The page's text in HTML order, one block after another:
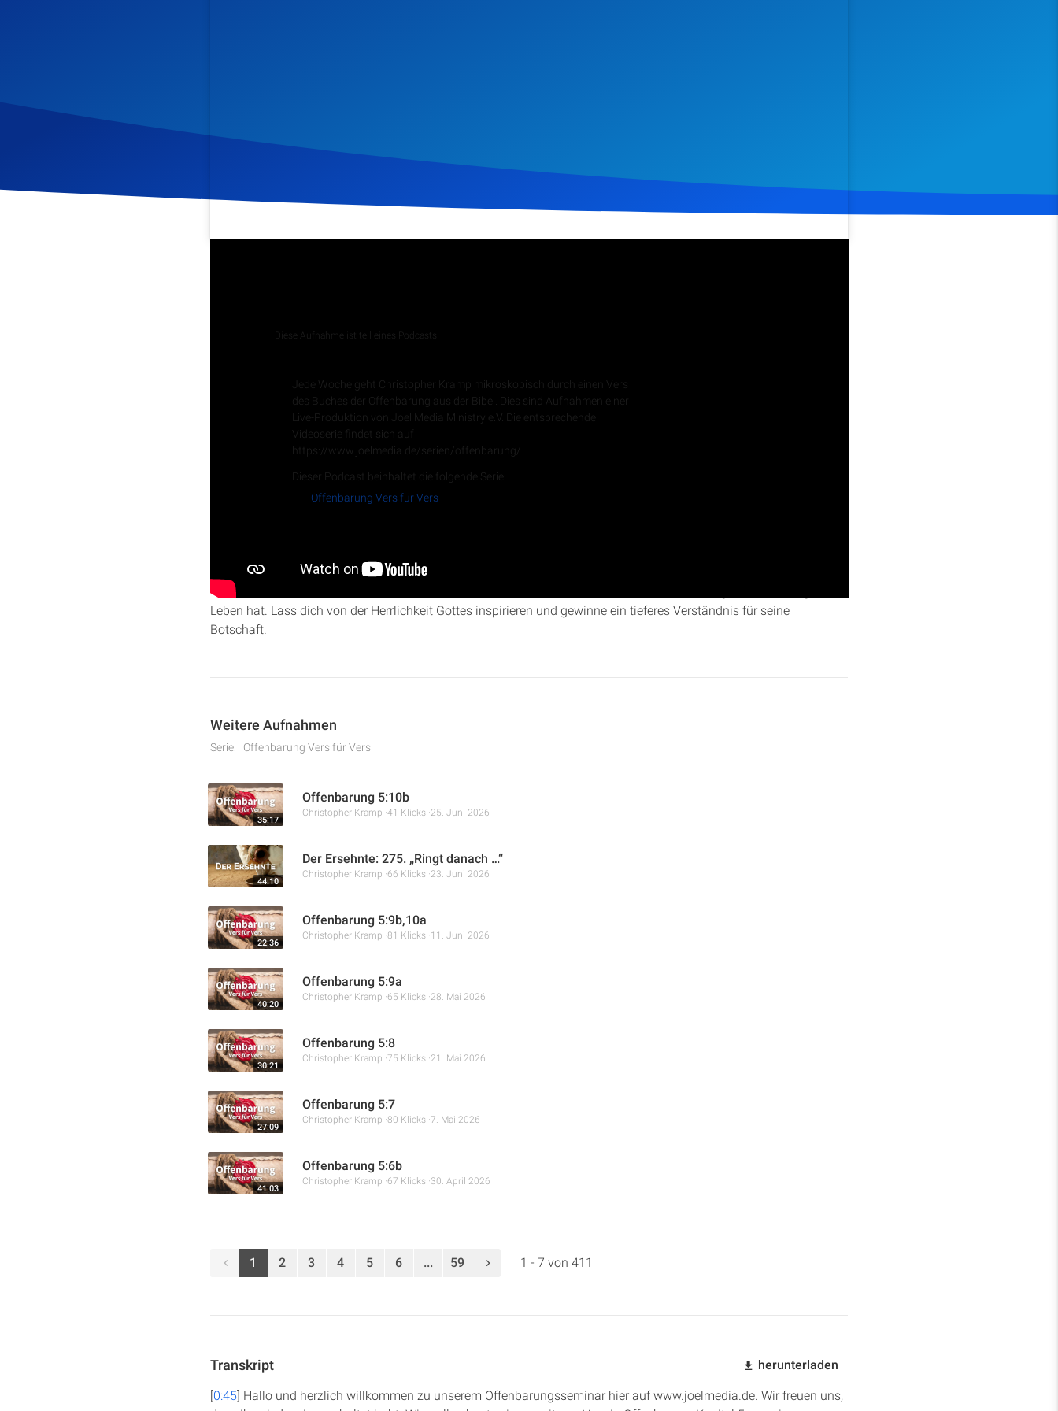
Diese Aufnahme ist teil eines Podcasts
Jede Woche geht Christopher Kramp mikroskopisch durch einen Vers
des Buches der Offenbarung aus der Bibel. Dies sind Aufnahmen einer
Live-Produktion von Joel Media Ministry e.V. Die entsprechende
Videoserie findet sich auf
https://www.joelmedia.de/serien/offenbarung/.
Dieser Podcast beinhaltet die folgende Serie:
Offenbarung Vers für Vers
In dieser Folge von „Offenbarung Vers für Vers“ taucht Christopher Kramp tief in
Entdecke ein oft übersehenes, aber entscheidendes biblisches Thema, das direkte Auswirkungen auf dein tägliches
Leben hat. Lass dich von der Herrlichkeit Gottes inspirieren und gewinne ein tieferes Verständnis für seine
Botschaft.
Weitere Aufnahmen
Serie: Offenbarung Vers für Vers
35:17
Offenbarung 5:10b
Christopher Kramp 41 Klicks 25. Juni 2026
44:10
Der Ersehnte: 275. „Ringt danach …“
Christopher Kramp 66 Klicks 23. Juni 2026
22:36
Offenbarung 5:9b,10a
Christopher Kramp 81 Klicks 11. Juni 2026
40:20
Offenbarung 5:9a
Christopher Kramp 65 Klicks 28. Mai 2026
30:21
Offenbarung 5:8
Christopher Kramp 75 Klicks 21. Mai 2026
27:09
Offenbarung 5:7
Christopher Kramp 80 Klicks 7. Mai 2026
41:03
Offenbarung 5:6b
Christopher Kramp 67 Klicks 30. April 2026
1 2 3 4 5 6 ... 59 1 - 7 von 411
Transkript herunterladen
[0:45] Hallo und herzlich willkommen zu unserem Offenbarungsseminar hier auf www.joelmedia.de. Wir freuen uns,